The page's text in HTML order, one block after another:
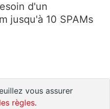
d'un
jusqu'à 10 SPAMs
vous assurer
règles.